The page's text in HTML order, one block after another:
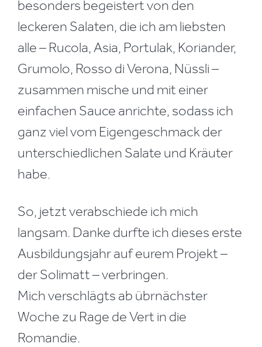
besonders begeistert von den
leckeren Salaten, die ich am liebsten
alle – Rucola, Asia, Portulak, Koriander,
Grumolo, Rosso di Verona, Nüssli –
zusammen mische und mit einer
einfachen Sauce anrichte, sodass ich
ganz viel vom Eigengeschmack der
unterschiedlichen Salate und Kräuter
habe.
So, jetzt verabschiede ich mich
langsam. Danke durfte ich dieses erste
Ausbildungsjahr auf eurem Projekt –
der Solimatt – verbringen.
Mich verschlägts ab übrnächster
Woche zu Rage de Vert in die
Romandie.